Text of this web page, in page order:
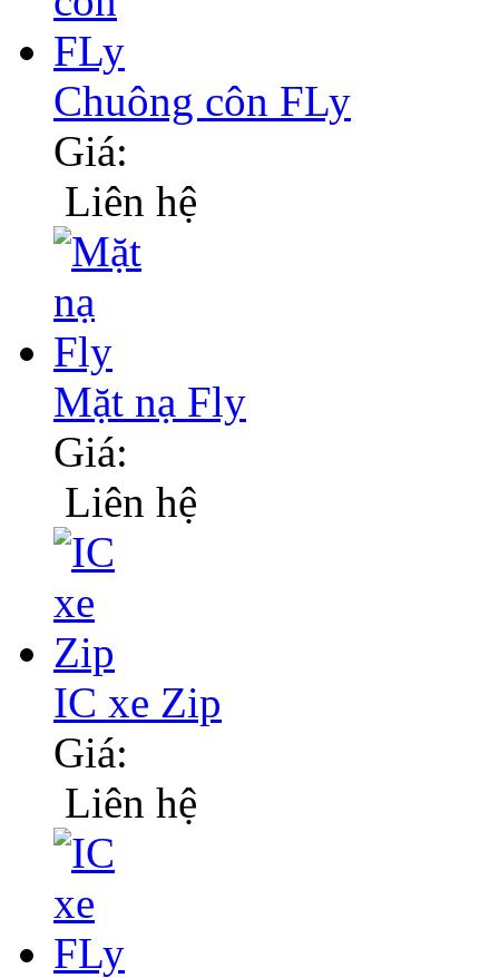
Chuông côn FLy
Giá:
Liên hệ
Mặt nạ Fly
Giá:
Liên hệ
IC xe Zip
Giá:
Liên hệ